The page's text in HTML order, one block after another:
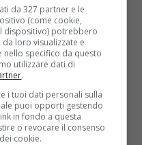
da 327 partner e le
(come cookie,
dispositivo) potrebbero
loro visualizzate e
nello specifico da questo
utilizzare dati di
.
i tuoi dati personali sulla
puoi opporti gestendo
in fondo a questa
o revocare il consenso
cookie.